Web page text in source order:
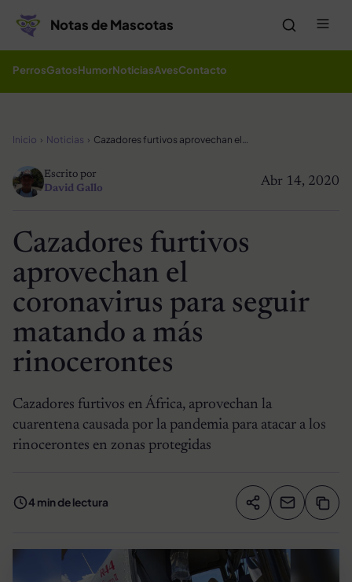
Notas de Mascotas
PerrosGatosHumorNoticiasAvesContacto
Inicio Noticias Cazadores furtivos aprovechan el coronavirus para seguir matando a más rinocerontes
Abr 14, 2020
Escrito por
David Gallo
Cazadores furtivos
aprovechan el
coronavirus para seguir
matando a más
rinocerontes
Cazadores furtivos en África, aprovechan la
cuarentena causada por la pandemia para atacar a los
rinocerontes en zonas protegidas
4 min de lectura Compartir